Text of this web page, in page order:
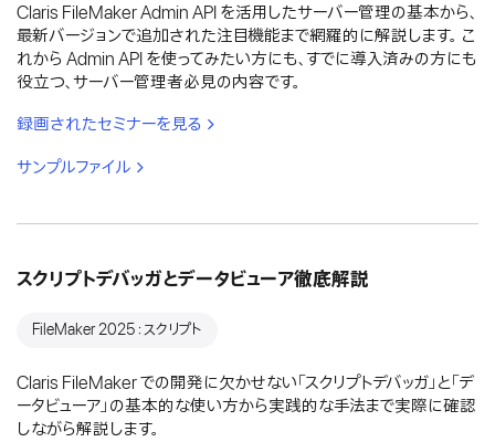
Claris FileMaker Admin API を活用したサーバー管理の基本から、
最新バージョンで追加された注目機能まで網羅的に解説します。 こ
れから Admin API を使ってみたい方にも、すでに導入済みの方にも
役立つ、サーバー管理者必見の内容です。
録画されたセミナーを見る
サンプルファイル
スクリプトデバッガとデータビューア徹底解説
FileMaker 2025：スクリプト
Claris FileMaker での開発に欠かせない「スクリプトデバッガ」と「デ
ータビューア」の基本的な使い方から実践的な手法まで実際に確認
しながら解説します。